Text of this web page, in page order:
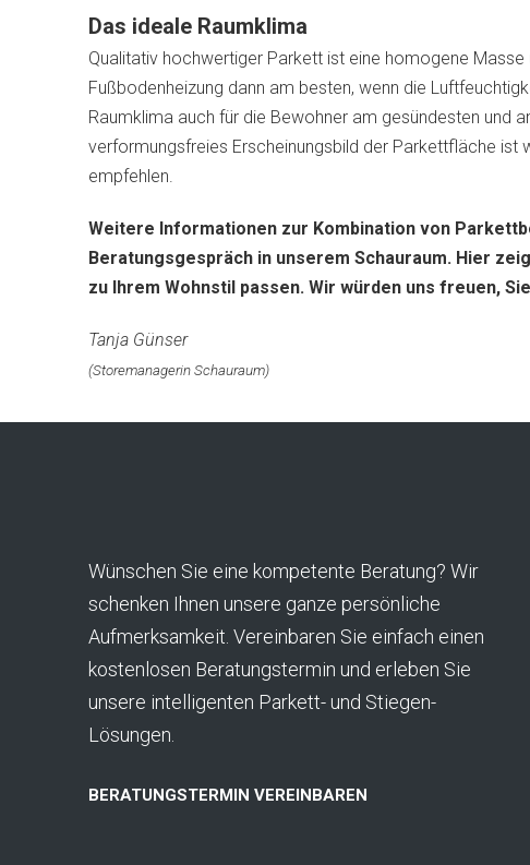
Das ideale Raumklima
Qualitativ hochwertiger Parkett ist eine homogene
Fußbodenheizung dann am besten, wenn die
Raumklima auch für die Bewohner am gesündesten und
verformungsfreies Erscheinungsbild der Parkettfläche ist
empfehlen.
Weitere Informationen zur Kombination von
Beratungsgespräch in unserem Schauraum. Hier
zu Ihrem Wohnstil passen. Wir würden uns freuen,
Tanja Günser
(Storemanagerin Schauraum)
Wünschen Sie eine kompetente Beratung? Wir
schenken Ihnen unsere ganze persönliche
Aufmerksamkeit. Vereinbaren Sie einfach einen
kostenlosen Beratungstermin und erleben Sie
unsere intelligenten Parkett- und Stiegen-
Lösungen.
BERATUNGSTERMIN VEREINBAREN